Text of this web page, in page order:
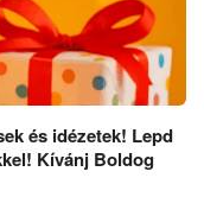
és idézetek! Lepd
Kívánj Boldog